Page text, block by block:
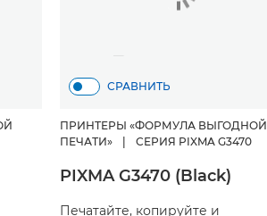
СРАВНИТЬ
ПРИНТЕРЫ «ФОРМУЛА ВЫГОДНОЙ
ПЕЧАТИ»
СЕРИЯ PIXMA G3470
PIXMA G3470 (Black)
Печатайте, копируйте и